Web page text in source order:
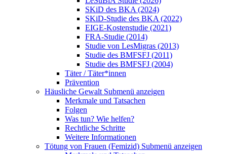
SKiD des BKA (2024)
SKiD-Studie des BKA (2022)
EIGE-Kostenstudie (2021)
FRA-Studie (2014)
Studie von LesMigras (2013)
Studie des BMFSFJ (2011)
Studie des BMFSFJ (2004)
Täter / Täter*innen
Prävention
Häusliche Gewalt Submenü anzeigen
Merkmale und Tatsachen
Folgen
Was tun? Wie helfen?
Rechtliche Schritte
Weitere Informationen
Tötung von Frauen (Femizid) Submenü anzeigen